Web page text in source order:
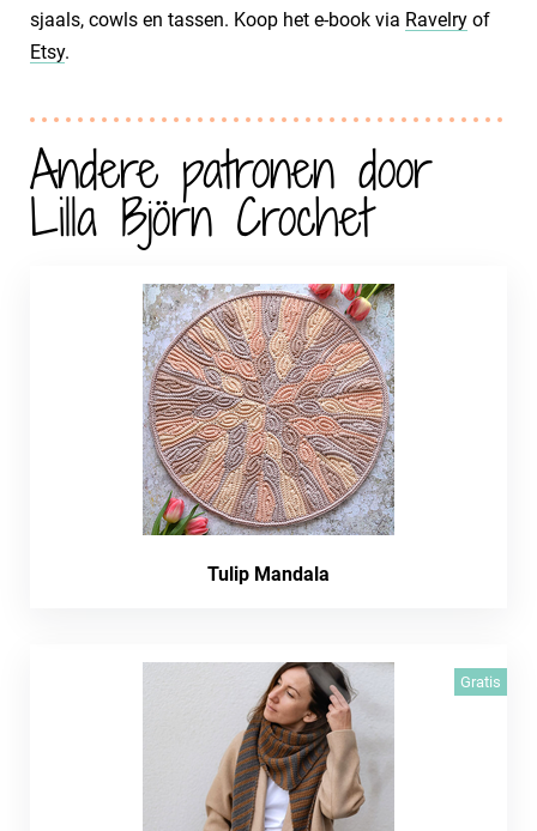
sjaals, cowls en tassen. Koop het e-book via Ravelry of
Etsy.
Andere patronen door
Lilla Björn Crochet
Tulip Mandala
Gratis